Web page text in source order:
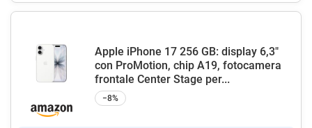
Apple iPhone 17 256 GB: display 6,3"
con ProMotion, chip A19, fotocamera
frontale Center Stage per...
−8%